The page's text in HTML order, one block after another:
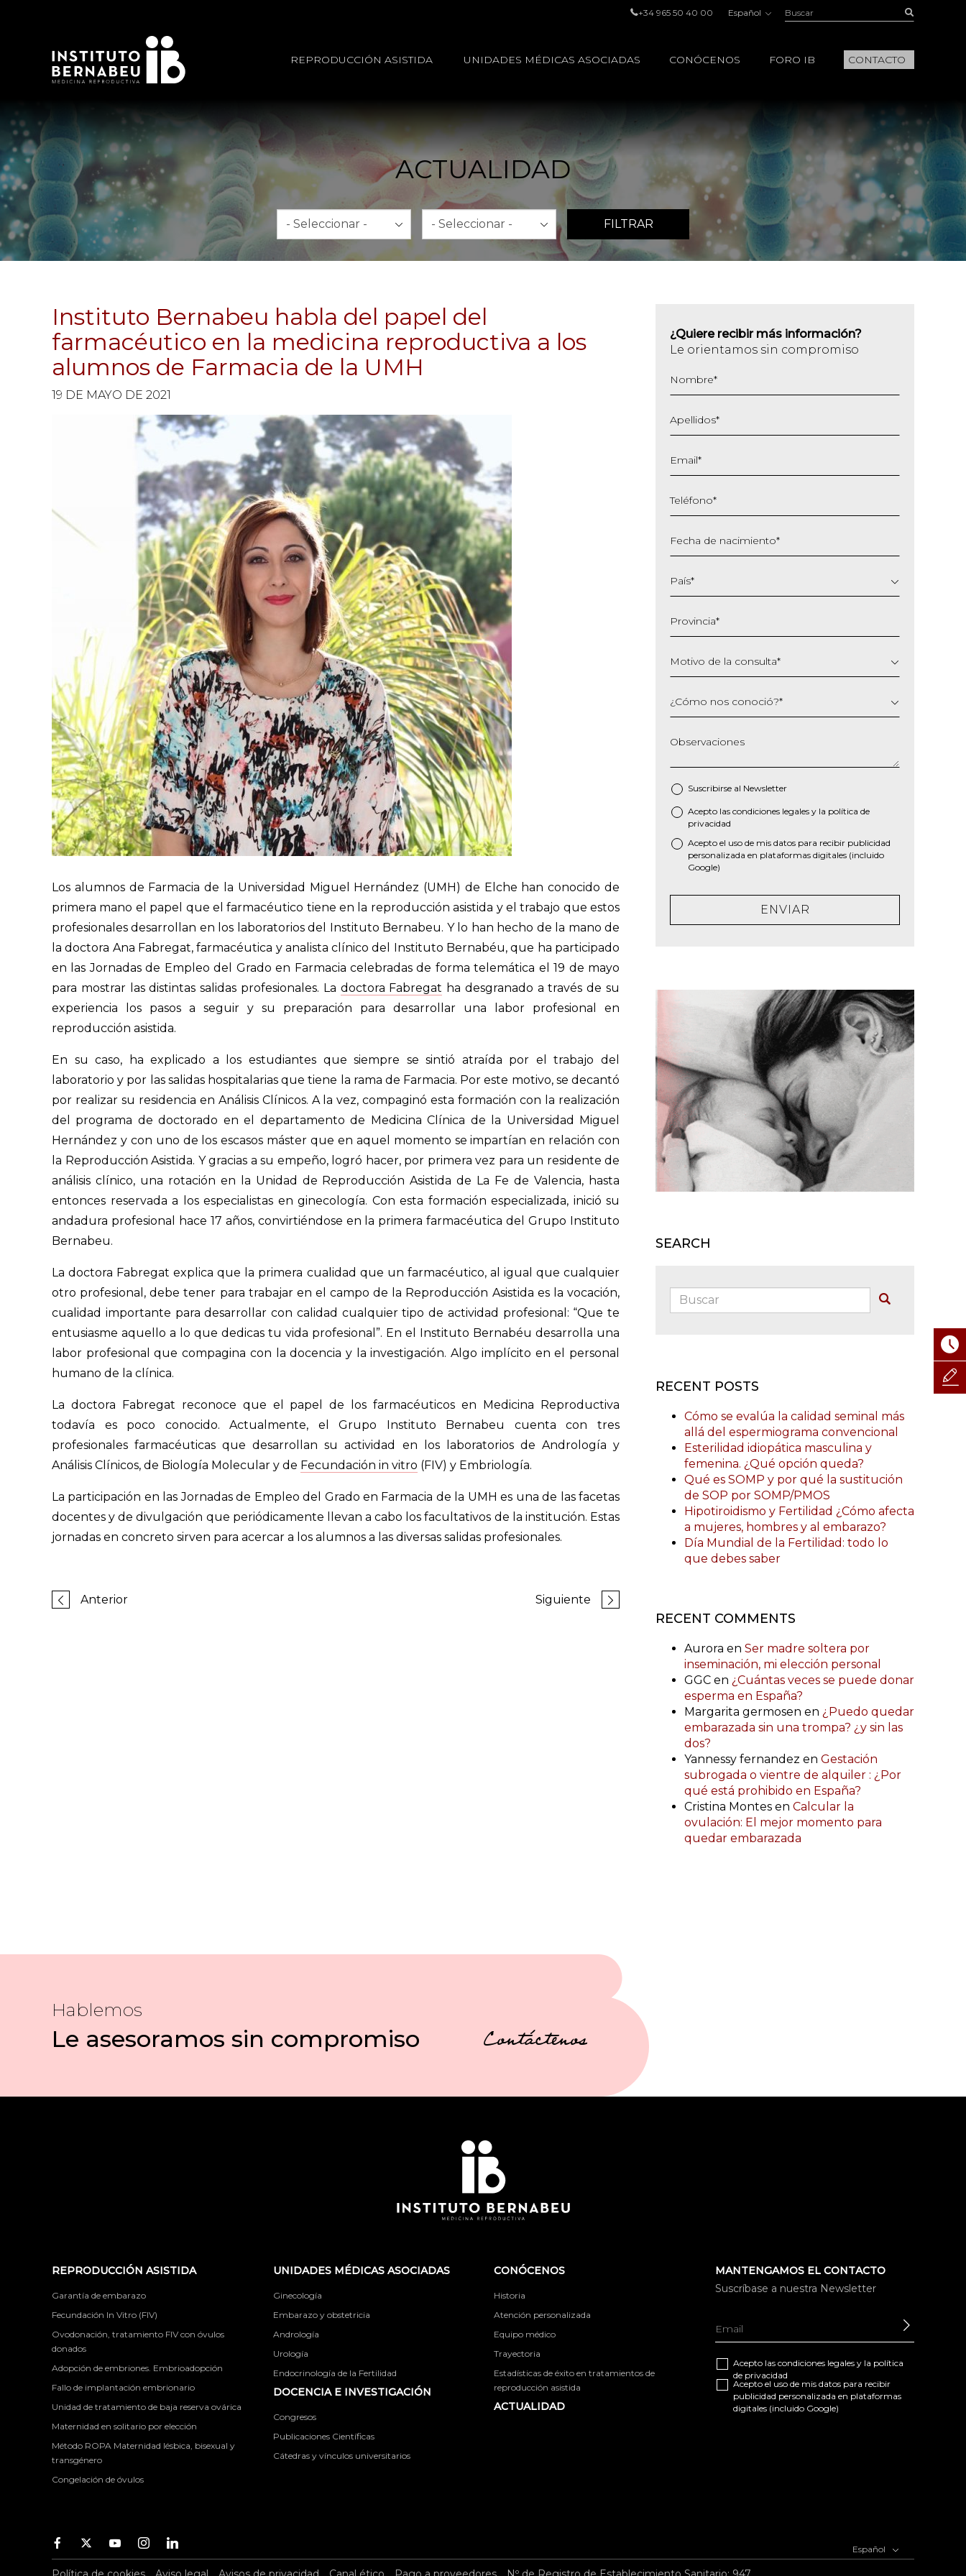
+34 965 50 40 00 Español Buscar:
REPRODUCCIÓN ASISTIDA UNIDADES MÉDICAS ASOCIADAS CONÓCENOS FORO IB CONTACTO
ACTUALIDAD
Mes Año
FILTRAR
Instituto Bernabeu habla del papel del
farmacéutico en la medicina reproductiva a los
alumnos de Farmacia de la UMH
19 DE MAYO DE 2021
Los alumnos de Farmacia de la Universidad Miguel Hernández (UMH) de Elche han conocido de
primera mano el papel que el farmacéutico tiene en la reproducción asistida y el trabajo que estos
profesionales desarrollan en los laboratorios del Instituto Bernabeu. Y lo han hecho de la mano de
la doctora Ana Fabregat, farmacéutica y analista clínico del Instituto Bernabéu, que ha participado
en las Jornadas de Empleo del Grado en Farmacia celebradas de forma telemática el 19 de mayo
para mostrar las distintas salidas profesionales. La doctora Fabregat ha desgranado a través de su
experiencia los pasos a seguir y su preparación para desarrollar una labor profesional en
reproducción asistida.
En su caso, ha explicado a los estudiantes que siempre se sintió atraída por el trabajo del
laboratorio y por las salidas hospitalarias que tiene la rama de Farmacia. Por este motivo, se decantó
por realizar su residencia en Análisis Clínicos. A la vez, compaginó esta formación con la realización
del programa de doctorado en el departamento de Medicina Clínica de la Universidad Miguel
Hernández y con uno de los escasos máster que en aquel momento se impartían en relación con
la Reproducción Asistida. Y gracias a su empeño, logró hacer, por primera vez para un residente de
análisis clínico, una rotación en la Unidad de Reproducción Asistida de La Fe de Valencia, hasta
entonces reservada a los especialistas en ginecología. Con esta formación especializada, inició su
andadura profesional hace 17 años, convirtiéndose en la primera farmacéutica del Grupo Instituto
Bernabeu.
La doctora Fabregat explica que la primera cualidad que un farmacéutico, al igual que cualquier
otro profesional, debe tener para trabajar en el campo de la Reproducción Asistida es la vocación,
cualidad importante para desarrollar con calidad cualquier tipo de actividad profesional: “Que te
entusiasme aquello a lo que dedicas tu vida profesional”. En el Instituto Bernabéu desarrolla una
labor profesional que compagina con la docencia y la investigación. Algo implícito en el personal
humano de la clínica.
La doctora Fabregat reconoce que el papel de los farmacéuticos en Medicina Reproductiva
todavía es poco conocido. Actualmente, el Grupo Instituto Bernabeu cuenta con tres
profesionales farmacéuticas que desarrollan su actividad en los laboratorios de Andrología y
Análisis Clínicos, de Biología Molecular y de Fecundación in vitro (FIV) y Embriología.
La participación en las Jornadas de Empleo del Grado en Farmacia de la UMH es una de las facetas
docentes y de divulgación que periódicamente llevan a cabo los facultativos de la institución. Estas
jornadas en concreto sirven para acercar a los alumnos a las diversas salidas profesionales.
Anterior Siguiente
¿Quiere recibir más información?
Le orientamos sin compromiso
Nombre*
Apellidos*
Email*
Teléfono*
Fecha de nacimiento*
barra
MM
AAAA
País*
Provincia*
Motivo de la consulta*
¿Cómo nos conoció?*
Observaciones
Suscribirse al Newsletter
* Acepto las condiciones legales y la política de
privacidad
Acepto el uso de mis datos para recibir publicidad
personalizada en plataformas digitales (incluido
Google)
ENVIAR
SEARCH
Buscar:
RECENT POSTS
Cómo se evalúa la calidad seminal más
allá del espermiograma convencional
Esterilidad idiopática masculina y
femenina. ¿Qué opción queda?
Qué es SOMP y por qué la sustitución
de SOP por SOMP/PMOS
Hipotiroidismo y Fertilidad ¿Cómo afecta
a mujeres, hombres y al embarazo?
Día Mundial de la Fertilidad: todo lo
que debes saber
RECENT COMMENTS
Aurora en Ser madre soltera por
inseminación, mi elección personal
GGC en ¿Cuántas veces se puede donar
esperma en España?
Margarita germosen en ¿Puedo quedar
embarazada sin una trompa? ¿y sin las
dos?
Yannessy fernandez en Gestación
subrogada o vientre de alquiler : ¿Por
qué está prohibido en España?
Cristina Montes en Calcular la
ovulación: El mejor momento para
quedar embarazada
Hablemos
Le asesoramos sin compromiso Contáctenos
REPRODUCCIÓN ASISTIDA
Garantía de embarazo
Fecundación In Vitro (FIV)
Ovodonación, tratamiento FIV con óvulos
donados
Adopción de embriones. Embrioadopción
Fallo de implantación embrionario
Unidad de tratamiento de baja reserva ovárica
Maternidad en solitario por elección
Método ROPA Maternidad lésbica, bisexual y
transgénero
Congelación de óvulos
UNIDADES MÉDICAS ASOCIADAS
Ginecología
Embarazo y obstetricia
Andrología
Urología
Endocrinología de la Fertilidad
DOCENCIA E INVESTIGACIÓN
Congresos
Publicaciones Científicas
Cátedras y vínculos universitarios
CONÓCENOS
Historia
Atención personalizada
Equipo médico
Trayectoria
Estadísticas de éxito en tratamientos de
reproducción asistida
ACTUALIDAD
MANTENGAMOS EL CONTACTO
Suscríbase a nuestra Newsletter
Acepto las condiciones legalesy la política
de privacidad
Acepto el uso de mis datos para recibir
publicidad personalizada en plataformas
digitales (incluido Google)
Facebook
TwitterYoutubeInstagramYoutube Español